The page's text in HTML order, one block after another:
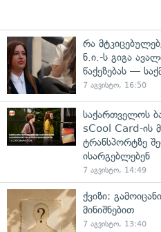
რა
ნ.ი.-ს გიგა
წაქეზებას —
7 აგვისტო, 16:50
საქართველოს
sCool Card-ის
ტრანსპორტზე
ისარგებლებენ
7 აგვისტო, 14:49
ქვიზი:
მინიშნებით
7 აგვისტო, 13:40